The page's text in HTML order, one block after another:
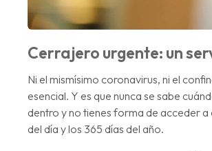
Cerrajero urgente: un
Ni el mismísimo coronavirus, ni el
esencial. Y es que nunca se sabe
dentro y no tienes forma de acceder
del día y los 365 días del año.